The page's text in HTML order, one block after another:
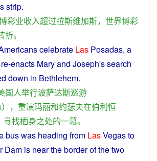
strip.
彩业收入超过拉斯维加斯， 世界博彩
折。
celebrate Las Posadas, a
enacts Maryand Joseph'ssearch
down in Bethlehem.
国人举行波萨达斯巡游
）， 重演玛丽和约瑟夫在伯利恒
寻找栖身之处的一幕。
buswas heading from LasVegasto
Dam is neartheborderofthetwo